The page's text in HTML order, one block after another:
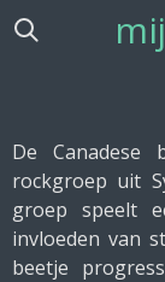
Ga
hoofdinhoud
De
rockgroep uit
groep speelt
invloeden van
beetje